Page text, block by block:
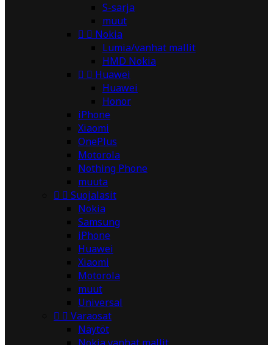
S-sarja
muut
  Nokia
Lumia/vanhat mallit
HMD Nokia
  Huawei
Huawei
Honor
iPhone
Xiaomi
OnePlus
Motorola
Nothing Phone
muuta
  Suojalasit
Nokia
Samsung
iPhone
Huawei
Xiaomi
Motorola
muut
Universal
  Varaosat
Näytöt